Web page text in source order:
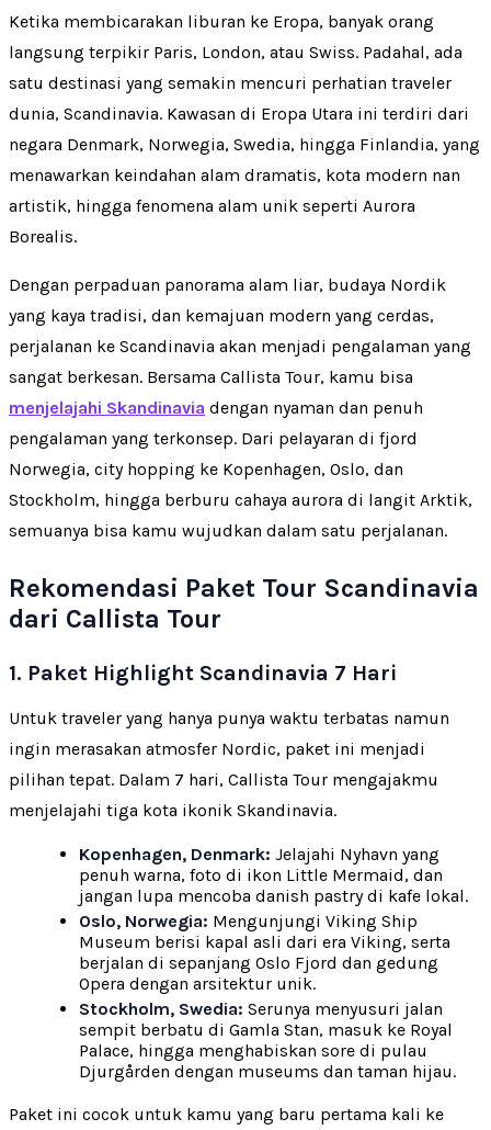
Ketika membicarakan liburan ke Eropa, banyak orang
langsung terpikir Paris, London, atau Swiss. Padahal, ada
satu destinasi yang semakin mencuri perhatian traveler
dunia, Scandinavia. Kawasan di Eropa Utara ini terdiri dari
negara Denmark, Norwegia, Swedia, hingga Finlandia, yang
menawarkan keindahan alam dramatis, kota modern nan
artistik, hingga fenomena alam unik seperti Aurora
Borealis.
Dengan perpaduan panorama alam liar, budaya Nordik
yang kaya tradisi, dan kemajuan modern yang cerdas,
perjalanan ke Scandinavia akan menjadi pengalaman yang
sangat berkesan. Bersama Callista Tour, kamu bisa
menjelajahi Skandinavia dengan nyaman dan penuh
pengalaman yang terkonsep. Dari pelayaran di fjord
Norwegia, city hopping ke Kopenhagen, Oslo, dan
Stockholm, hingga berburu cahaya aurora di langit Arktik,
semuanya bisa kamu wujudkan dalam satu perjalanan.
Rekomendasi Paket Tour Scandinavia
dari Callista Tour
1. Paket Highlight Scandinavia 7 Hari
Untuk traveler yang hanya punya waktu terbatas namun
ingin merasakan atmosfer Nordic, paket ini menjadi
pilihan tepat. Dalam 7 hari, Callista Tour mengajakmu
menjelajahi tiga kota ikonik Skandinavia.
Kopenhagen, Denmark: Jelajahi Nyhavn yang
penuh warna, foto di ikon Little Mermaid, dan
jangan lupa mencoba danish pastry di kafe lokal.
Oslo, Norwegia: Mengunjungi Viking Ship
Museum berisi kapal asli dari era Viking, serta
berjalan di sepanjang Oslo Fjord dan gedung
Opera dengan arsitektur unik.
Stockholm, Swedia: Serunya menyusuri jalan
sempit berbatu di Gamla Stan, masuk ke Royal
Palace, hingga menghabiskan sore di pulau
Djurgården dengan museums dan taman hijau.
Paket ini cocok untuk kamu yang baru pertama kali ke